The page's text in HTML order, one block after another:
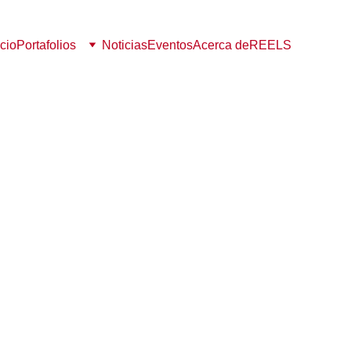
Portafolios NoticiasEventosAcerca deREELS